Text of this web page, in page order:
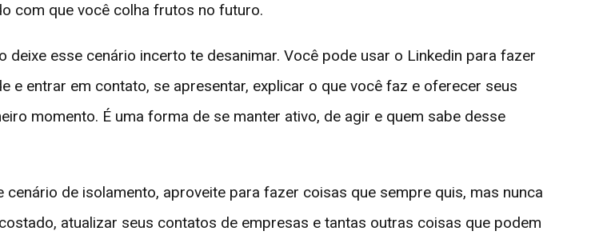
com que você colha frutos no futuro.
deixe esse cenário incerto te desanimar. Você pode usar o Linkedin para fazer
e entrar em contato, se apresentar, explicar o que você faz e oferecer seus
momento. É uma forma de se manter ativo, de agir e quem sabe desse
de isolamento, aproveite para fazer coisas que sempre quis, mas nunca
atualizar seus contatos de empresas e tantas outras coisas que podem